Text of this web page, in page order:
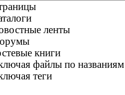
ленты
книги
файлы по названиям
теги